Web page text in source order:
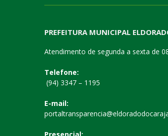
PREFEITURA MUNICIPAL
Atendimento de segunda a sexta de
Telefone:
(94) 3347 – 1195
E-mail: